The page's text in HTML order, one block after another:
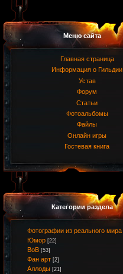
Меню сайта
Главная страница
Информация о Гильдии
Устав
Форум
Статьи
Фотоальбомы
Файлы
Онлайн игры
Гостевая книга
Категории раздела
Фотографии из реального мира
Юмор [22]
ВоВ [53]
Фан арт [2]
Аллоды [21]